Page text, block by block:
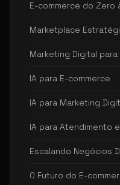
E-commerce do Zero
Marketplace
Marketing Digital para
IA para E-commerce
IA para Marketing
IA para Atendimento
Escalando Negócios
O Futuro do E-